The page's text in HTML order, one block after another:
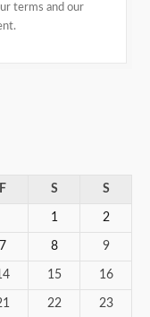
terms and our
F S S
1 2
7 8 9
15 16
22 23